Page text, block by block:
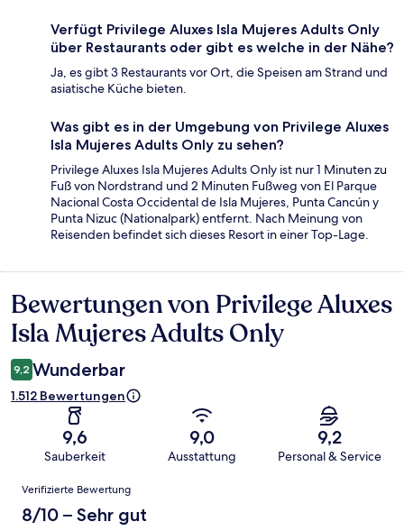
Verfügt Privilege Aluxes Isla Mujeres Adults Only
über Restaurants oder gibt es welche in der Nähe?
Ja, es gibt 3 Restaurants vor Ort, die Speisen am Strand und
asiatische Küche bieten.
Was gibt es in der Umgebung von Privilege Aluxes
Isla Mujeres Adults Only zu sehen?
Privilege Aluxes Isla Mujeres Adults Only ist nur 1 Minuten zu
Fuß von Nordstrand und 2 Minuten Fußweg von El Parque
Nacional Costa Occidental de Isla Mujeres, Punta Cancún y
Punta Nizuc (Nationalpark) entfernt. Nach Meinung von
Reisenden befindet sich dieses Resort in einer Top-Lage.
Bewertungen
Bewertungen von Privilege Aluxes
Isla Mujeres Adults Only
9,2 Wunderbar
1.512 Bewertungen
9,6
Sauberkeit
9,0
Ausstattung
9,2
Personal & Service
Bewertungen
Verifizierte Bewertung
8/10 – Sehr gut